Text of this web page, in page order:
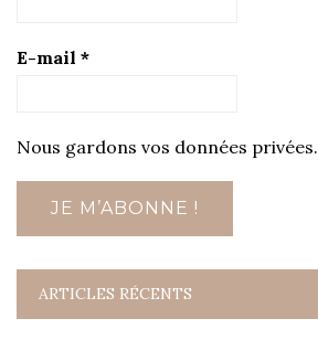
E-mail *
Nous gardons vos données privées.
ARTICLES RÉCENTS